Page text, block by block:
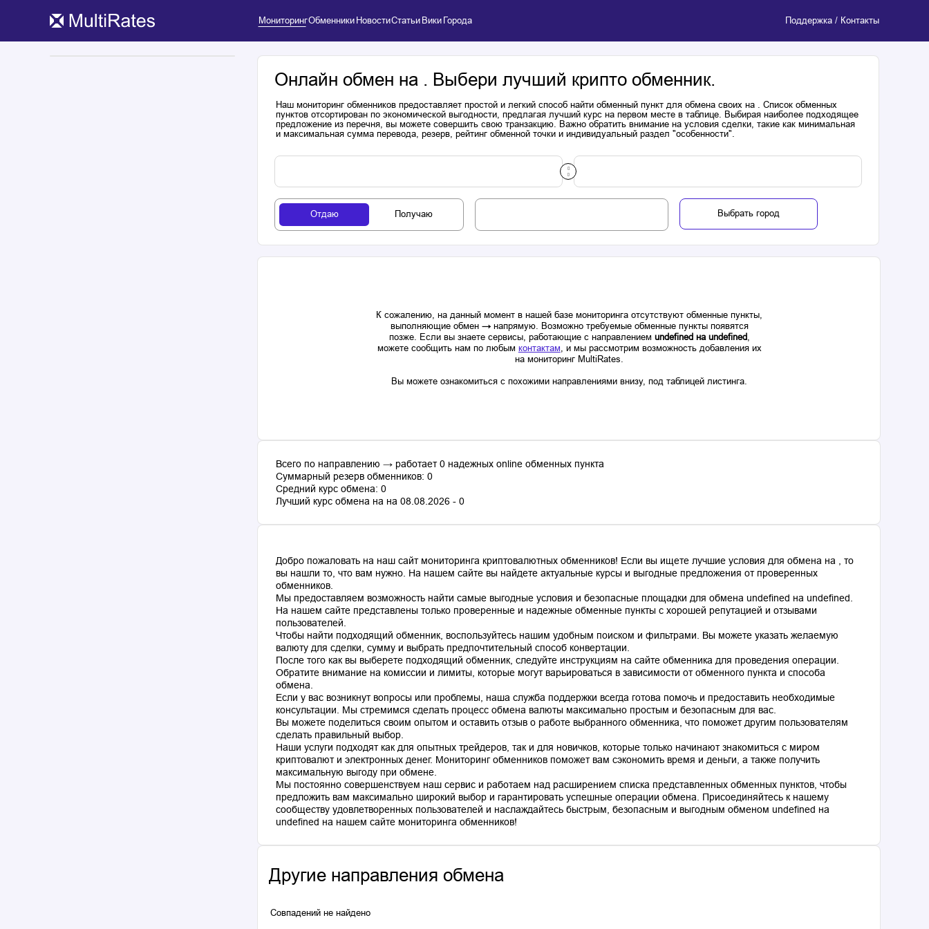
МониторингОбменники НовостиСтатьи Вики Города Поддержка / Контакты
Онлайн обмен на . Выбери лучший крипто обменник.
Наш мониторинг обменников предоставляет простой и легкий способ найти обменный пункт для обмена своих на . Список обменных
пунктов отсортирован по экономической выгодности, предлагая лучший курс на первом месте в таблице. Выбирая наиболее подходящее
предложение из перечня, вы можете совершить свою транзакцию. Важно обратить внимание на условия сделки, такие как минимальная
и максимальная сумма перевода, резерв, рейтинг обменной точки и индивидуальный раздел "особенности".
Отдаю Получаю Выбрать город
К сожалению, на данный момент в нашей базе мониторинга отсутствуют обменные пункты,
выполняющие обмен → напрямую. Возможно требуемые обменные пункты появятся
позже. Если вы знаете сервисы, работающие с направлением undefined на undefined,
можете сообщить нам по любым контактам, и мы рассмотрим возможность добавления их
на мониторинг MultiRates.
Вы можете ознакомиться с похожими направлениями внизу, под таблицей листинга.
Всего по направлению → работает 0 надежных online обменных пункта
Суммарный резерв обменников: 0
Средний курс обмена: 0
Лучший курс обмена на на 08.08.2026 - 0
Добро пожаловать на наш сайт мониторинга криптовалютных обменников! Если вы ищете лучшие условия для обмена на , то
вы нашли то, что вам нужно. На нашем сайте вы найдете актуальные курсы и выгодные предложения от проверенных
обменников.
Мы предоставляем возможность найти самые выгодные условия и безопасные площадки для обмена undefined на undefined.
На нашем сайте представлены только проверенные и надежные обменные пункты с хорошей репутацией и отзывами
пользователей.
Чтобы найти подходящий обменник, воспользуйтесь нашим удобным поиском и фильтрами. Вы можете указать желаемую
валюту для сделки, сумму и выбрать предпочтительный способ конвертации.
После того как вы выберете подходящий обменник, следуйте инструкциям на сайте обменника для проведения операции.
Обратите внимание на комиссии и лимиты, которые могут варьироваться в зависимости от обменного пункта и способа
обмена.
Если у вас возникнут вопросы или проблемы, наша служба поддержки всегда готова помочь и предоставить необходимые
консультации. Мы стремимся сделать процесс обмена валюты максимально простым и безопасным для вас.
Вы можете поделиться своим опытом и оставить отзыв о работе выбранного обменника, что поможет другим пользователям
сделать правильный выбор.
Наши услуги подходят как для опытных трейдеров, так и для новичков, которые только начинают знакомиться с миром
криптовалют и электронных денег. Мониторинг обменников поможет вам сэкономить время и деньги, а также получить
максимальную выгоду при обмене.
Мы постоянно совершенствуем наш сервис и работаем над расширением списка представленных обменных пунктов, чтобы
предложить вам максимально широкий выбор и гарантировать успешные операции обмена. Присоединяйтесь к нашему
сообществу удовлетворенных пользователей и наслаждайтесь быстрым, безопасным и выгодным обменом undefined на
Другие направления обмена
Совпадений не найдено